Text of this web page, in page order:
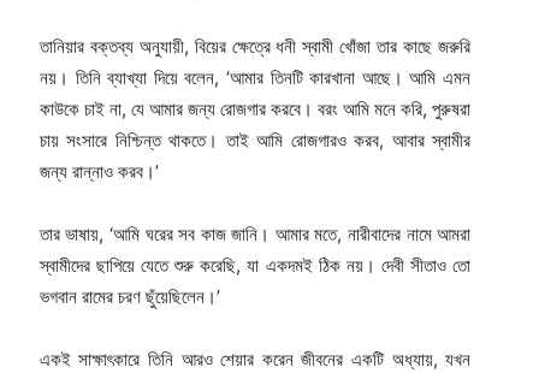
তানিয়ার বক্তব্য অনুযায়ী, বিয়ের ক্ষেত্রে ধনী স্বামী খোঁজা তার কাছে জরুরি
নয়। তিনি ব্যাখ্যা দিয়ে বলেন, ‘আমার তিনটি কারখানা আছে। আমি এমন
কাউকে চাই না, যে আমার জন্য রোজগার করবে। বরং আমি মনে করি, পুরুষরা
চায় সংসারে নিশ্চিন্ত থাকতে। তাই আমি রোজগারও করব, আবার স্বামীর
জন্য রান্নাও করব।’
তার ভাষায়, ‘আমি ঘরের সব কাজ জানি। আমার মতে, নারীবাদের নামে আমরা
স্বামীদের ছাপিয়ে যেতে শুরু করেছি, যা একদমই ঠিক নয়। দেবী সীতাও তো
ভগবান রামের চরণ ছুঁয়েছিলেন।’
একই সাক্ষাৎকারে তিনি আরও শেয়ার করেন জীবনের একটি অধ্যায়, যখন